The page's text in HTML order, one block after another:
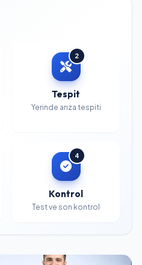
2
Tespit
Yerinde arıza tespiti
4
Kontrol
Test ve son kontrol